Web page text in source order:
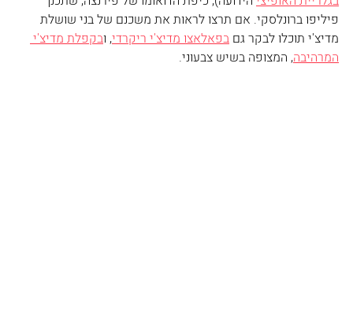
פיליפו ברונלסקי. אם תרצו לראות את משכנם של בני שושלת
מדיצ'י תוכלו לבקר גם בפאלאצו מדיצ'י ריקרדי, ובקפלת מדיצ'י
המרהיבה, המצופה בשיש צבעוני.